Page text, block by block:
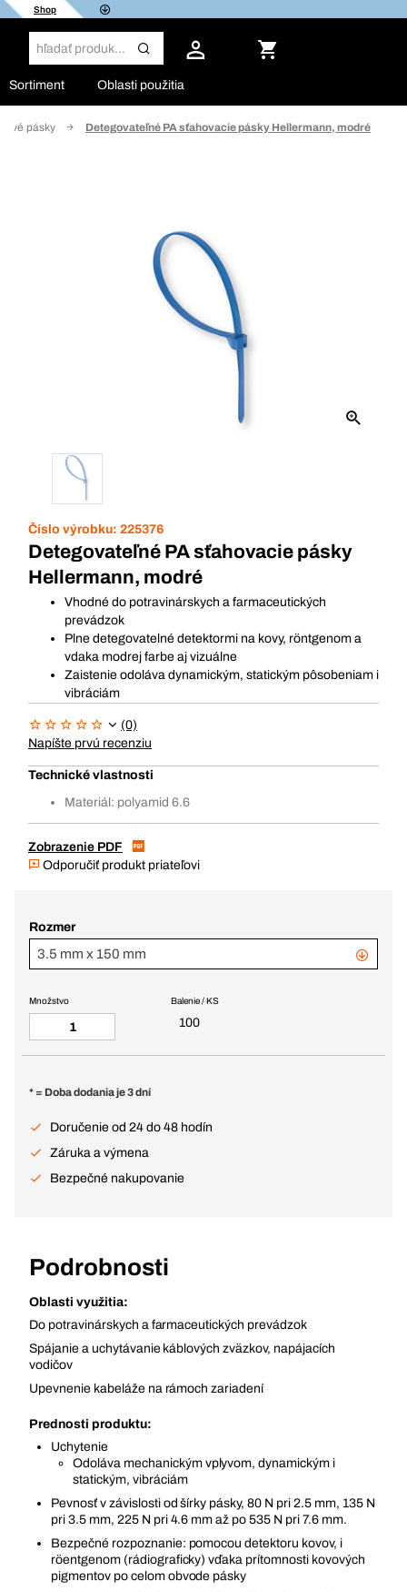
Shop
Sortiment Oblasti použitia
pásky Detegovateľné PA sťahovacie pásky Hellermann, modré
Číslo výrobku: 225376
Detegovateľné PA sťahovacie pásky
Hellermann, modré
Vhodné do potravinárskych a farmaceutických
prevádzok
Plne detegovatelné detektormi na kovy, röntgenom a
vdaka modrej farbe aj vizuálne
Zaistenie odoláva dynamickým, statickým pôsobeniam i
vibráciám
(0)
Napíšte prvú recenziu
Technické vlastnosti
Materiál: polyamid 6.6
Zobrazenie PDF
Odporučiť produkt priateľovi
Rozmer
3.5 mm x 150 mm
Balenie / KS
100
Množstvo
* = Doba dodania je 3 dní
Doručenie od 24 do 48 hodín
Záruka a výmena
Bezpečné nakupovanie
Podrobnosti
Oblasti využitia:
Do potravinárskych a farmaceutických prevádzok
Spájanie a uchytávanie káblových zväzkov, napájacích
vodičov
Upevnenie kabeláže na rámoch zariadení
Prednosti produktu:
Uchytenie
Odoláva mechanickým vplyvom, dynamickým i
statickým, vibráciám
Pevnosť v závislosti od šírky pásky, 80 N pri 2.5 mm, 135 N
pri 3.5 mm, 225 N pri 4.6 mm až po 535 N pri 7.6 mm.
Bezpečné rozpoznanie: pomocou detektoru kovov, i
röentgenom (rádiograficky) vďaka prítomnosti kovových
pigmentov po celom obvode pásky